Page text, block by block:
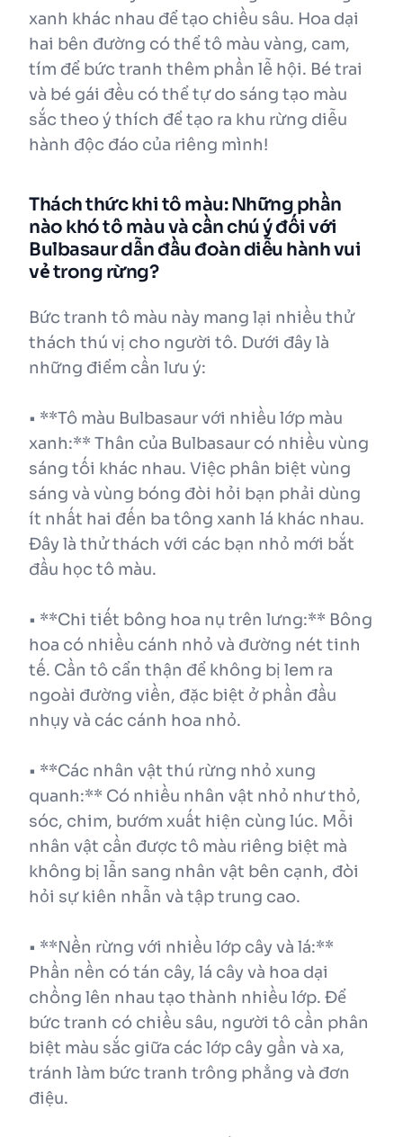
xanh khác nhau để tạo chiều sâu. Hoa dại
hai bên đường có thể tô màu vàng, cam,
tím để bức tranh thêm phần lễ hội. Bé trai
và bé gái đều có thể tự do sáng tạo màu
sắc theo ý thích để tạo ra khu rừng diễu
hành độc đáo của riêng mình!
Thách thức khi tô màu: Những phần
nào khó tô màu và cần chú ý đối với
Bulbasaur dẫn đầu đoàn diễu hành vui
vẻ trong rừng?
Bức tranh tô màu này mang lại nhiều thử
thách thú vị cho người tô. Dưới đây là
những điểm cần lưu ý:
• **Tô màu Bulbasaur với nhiều lớp màu
xanh:** Thân của Bulbasaur có nhiều vùng
sáng tối khác nhau. Việc phân biệt vùng
sáng và vùng bóng đòi hỏi bạn phải dùng
ít nhất hai đến ba tông xanh lá khác nhau.
Đây là thử thách với các bạn nhỏ mới bắt
đầu học tô màu.
• **Chi tiết bông hoa nụ trên lưng:** Bông
hoa có nhiều cánh nhỏ và đường nét tinh
tế. Cần tô cẩn thận để không bị lem ra
ngoài đường viền, đặc biệt ở phần đầu
nhụy và các cánh hoa nhỏ.
• **Các nhân vật thú rừng nhỏ xung
quanh:** Có nhiều nhân vật nhỏ như thỏ,
sóc, chim, bướm xuất hiện cùng lúc. Mỗi
nhân vật cần được tô màu riêng biệt mà
không bị lẫn sang nhân vật bên cạnh, đòi
hỏi sự kiên nhẫn và tập trung cao.
• **Nền rừng với nhiều lớp cây và lá:**
Phần nền có tán cây, lá cây và hoa dại
chồng lên nhau tạo thành nhiều lớp. Để
bức tranh có chiều sâu, người tô cần phân
biệt màu sắc giữa các lớp cây gần và xa,
tránh làm bức tranh trông phẳng và đơn
điệu.